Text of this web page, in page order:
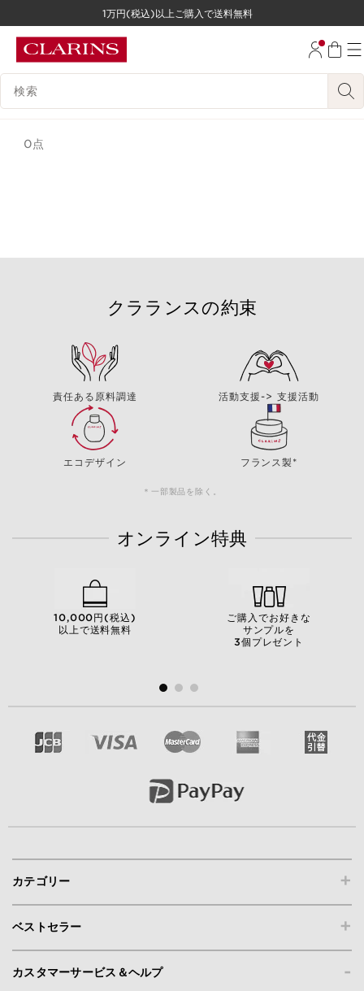
コンテンツへ移動
1万円(税込)以上ご購入で送料無料
検索候補
0点
クラランスの約束
責任ある原料調達 活動支援-> 支援活動
エコデザイン フランス製*
＊一部製品を除く。
オンライン特典
10,000円(税込)
以上で送料無料
ご購入でお好きな
サンプルを
3個プレゼント
+
カテゴリー
+
ベストセラー
-
カスタマーサービス＆ヘルプ